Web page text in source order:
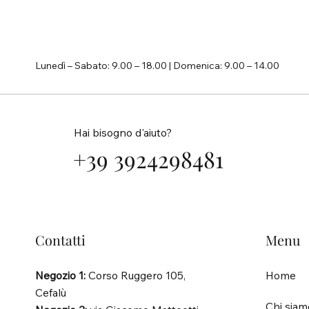
Cefalù (PA), Italia 📞Tel
Contatti
Negozio 1: Corso Ruggero 105,
Cefalù
Menu
Home
Chi
Hai bisogno d'aiuto?
+39 3924298481
Lunedì – Sabato: 9.00 – 18.00 | Domenica: 9.00 – 14.00